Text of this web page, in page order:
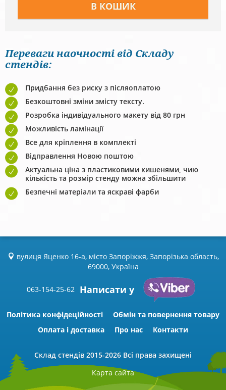
Переваги наочності від Складу
стендів:
Придбання без риску з післяоплатою
Безкоштовні зміни змісту тексту.
Розробка індивідуального макету від 80 грн
Можливість ламінації
Все для кріплення в комплекті
Відправлення Новою поштою
Актуальна ціна з пластиковими кишенями, чию
кількість та розмір стенду можна збільшити
Безпечні матеріали та яскраві фарби
вулиця Яценко 16-а, місто Запоріжжя, Запорізька область,
69000, Україна
063-154-25-62 Написати у
Політика конфідеційності
Обмін та повернення товару
Оплата і доставка
Про нас Контакти
Склад стендів 2015-2026 Всі права захищені
Карта сайта